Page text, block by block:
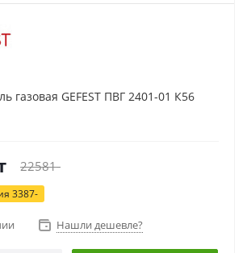
газовая GEFEST ПВГ 2401-01 К56
22581-
3387-
Нашли дешевле?